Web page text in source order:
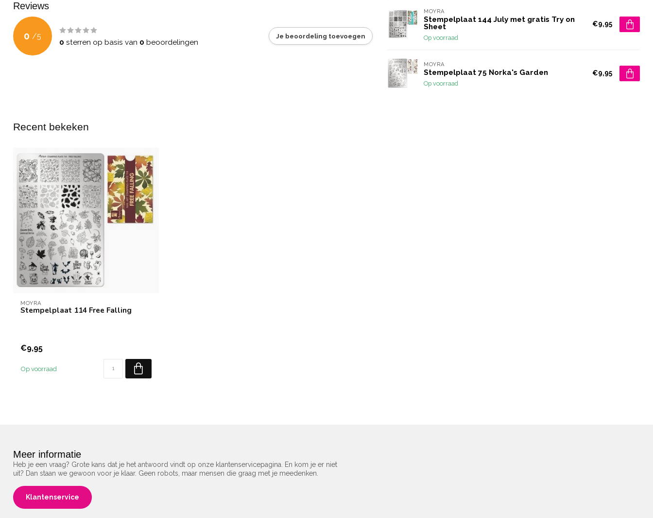
Reviews
0 /5
0 sterren op basis van 0 beoordelingen
Je beoordeling toevoegen
MOYRA
Stempelplaat 144 July met gratis Try on
Sheet
Op voorraad
€9,95
MOYRA
Stempelplaat 75 Norka's Garden
Op voorraad
€9,95
Recent bekeken
MOYRA
Stempelplaat 114 Free Falling
€9,95
Op voorraad
Meer informatie
Heb je een vraag? Grote kans dat je het antwoord vindt op onze klantenservicepagina. En kom je er niet
uit? Dan staan we gewoon voor je klaar. Geen robots, maar mensen die graag met je meedenken.
Klantenservice